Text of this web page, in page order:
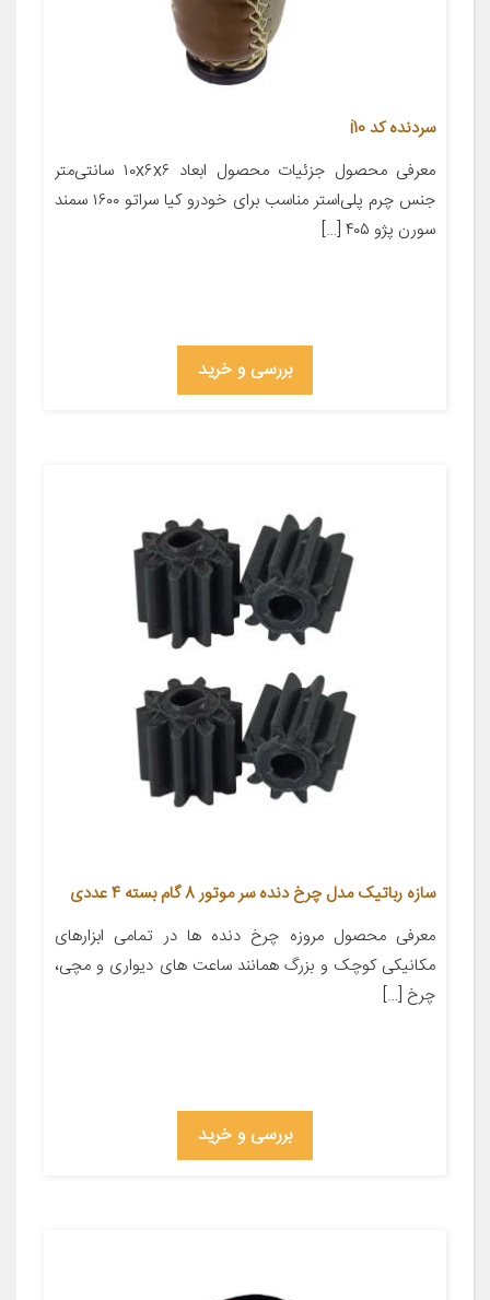
سردنده کد i10
معرفی محصول جزئیات محصول ابعاد ۱۰x۶x۶ سانتی‌متر
جنس چرم پلی‌استر مناسب برای خودرو کیا سراتو ۱۶۰۰ سمند
سورن پژو ۴۰۵ […]
بررسی و خرید
سازه رباتیک مدل چرخ دنده سر موتور 8 گام بسته 4 عددی
معرفی محصول مروزه چرخ دنده ها در تمامی ابزارهای
مکانیکی کوچک و بزرگ همانند ساعت های دیواری و مچی،
چرخ […]
بررسی و خرید